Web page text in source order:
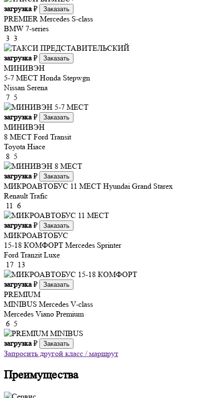
загрузка₽ Заказать
PREMIER Mercedes S-class
BMW 7-series
3 3
загрузка₽ Заказать
МИНИВЭН
5-7 МЕСТ Honda Stepwgn
Nissan Serena
7 5
загрузка₽ Заказать
МИНИВЭН
8 МЕСТ Ford Transit
Toyota Hiace
8 5
загрузка₽ Заказать
МИКРОАВТОБУС 11 МЕСТ Hyundai Grand Starex
Renault Trafic
11 6
загрузка₽ Заказать
МИКРОАВТОБУС
15-18 КОМФОРТ Mercedes Sprinter
Ford Tranzit Luxe
17 13
загрузка₽ Заказать
PREMIUM
MINIBUS Mercedes V-class
Mercedes Viano Premium
6 5
загрузка₽ Заказать
Запросить другой класс / маршрут
Преимущества